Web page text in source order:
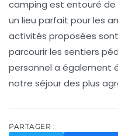
camping est entouré
un lieu parfait pour les
activités proposées
parcourir les sentiers
personnel a également
notre séjour des plus
PARTAGER :